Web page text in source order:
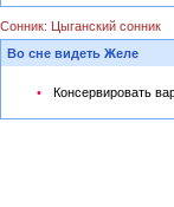
Сонник: Цыганский сонник
Во сне видеть Желе
Консервировать